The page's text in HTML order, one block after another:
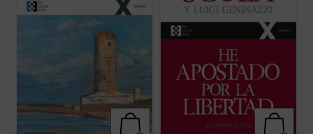
consecuencias de la verdadera odisea
interior ...(ver ficha)
sociedad europea en el último medio siglo.
(ver ficha)